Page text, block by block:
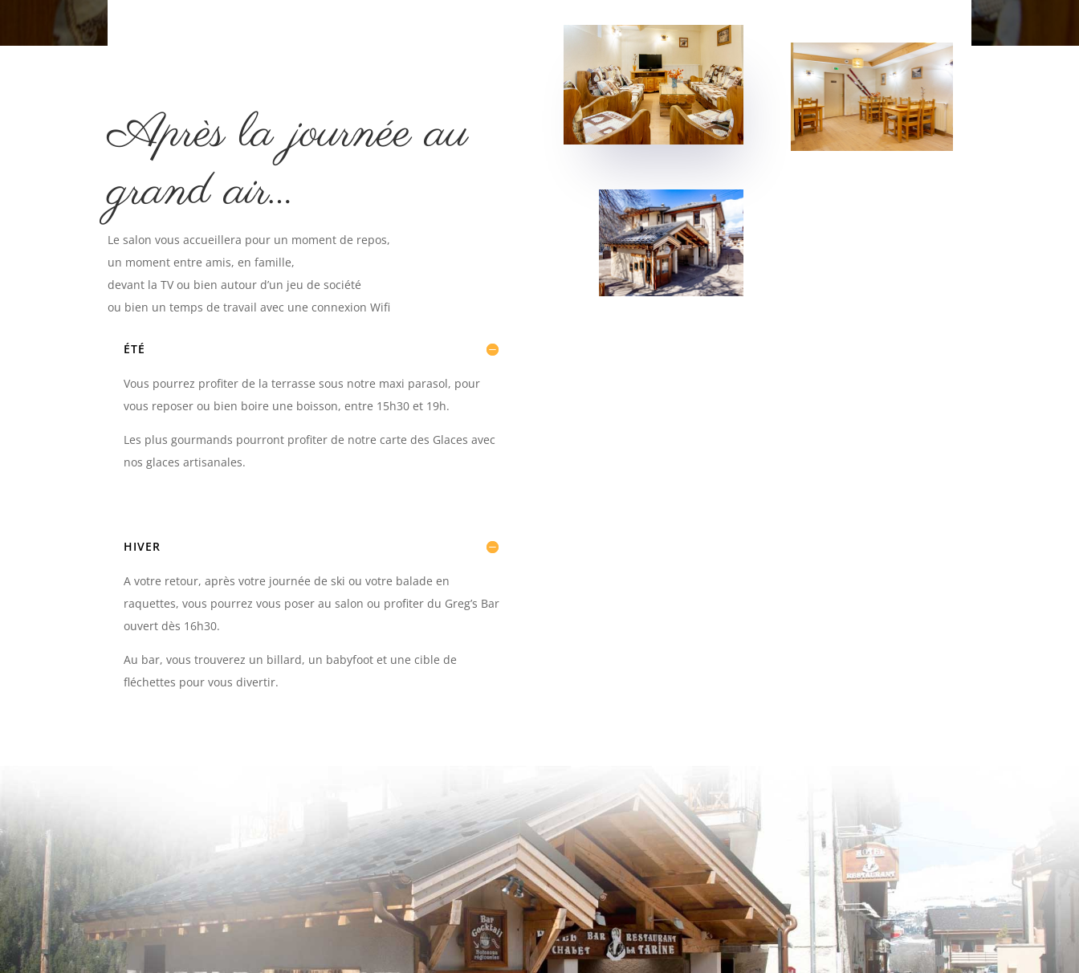
Après la journée au
grand air…
Le salon vous accueillera pour un moment de repos,
un moment entre amis, en famille,
devant la TV ou bien autour d’un jeu de société
ou bien un temps de travail avec une connexion Wifi
ÉTÉ
Vous pourrez profiter de la terrasse sous notre maxi parasol, pour
vous reposer ou bien boire une boisson, entre 15h30 et 19h.
Les plus gourmands pourront profiter de notre carte des Glaces avec
nos glaces artisanales.
HIVER
A votre retour, après votre journée de ski ou votre balade en
raquettes, vous pourrez vous poser au salon ou profiter du Greg’s Bar
ouvert dès 16h30.
Au bar, vous trouverez un billard, un babyfoot et une cible de
fléchettes pour vous divertir.